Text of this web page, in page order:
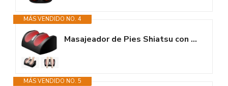
MÁS VENDIDO NO. 4
Masajeador de Pies Shiatsu con Calefacción, Masajea los Músculos de...
MÁS VENDIDO NO. 5